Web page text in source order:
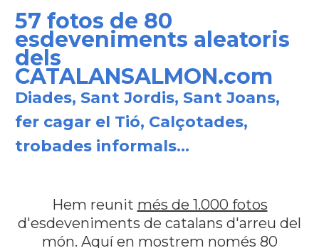
57 fotos de 80
esdeveniments aleatoris
dels
CATALANSALMON.com
Diades, Sant Jordis, Sant Joans,
fer cagar el Tió, Calçotades,
trobades informals...
Hem reunit més de 1.000 fotos
d'esdeveniments de catalans d'arreu del
món. Aquí en mostrem només 80